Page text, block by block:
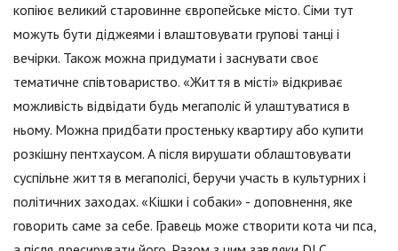
копіює великий старовинне європейське місто. Сіми тут
можуть бути діджеями і влаштовувати групові танці і
вечірки. Також можна придумати і заснувати своє
тематичне співтовариство. «Життя в місті» відкриває
можливість відвідати будь мегаполіс й улаштуватися в
ньому. Можна придбати простеньку квартиру або купити
розкішну пентхаусом. А після вирушати облаштовувати
суспільне життя в мегаполісі, беручи участь в культурних і
політичних заходах. «Кішки і собаки» - доповнення, яке
говорить саме за себе. Гравець може створити кота чи пса,